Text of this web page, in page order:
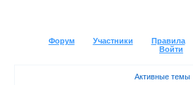
Форум Участники Правила
Войти
Активные темы